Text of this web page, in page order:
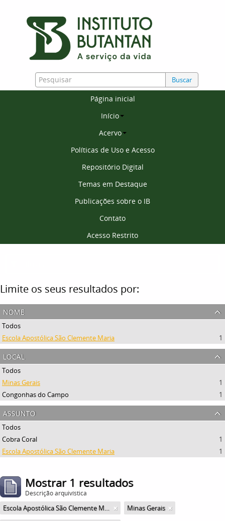
Buscar
Página inicial
Início
Acervo
Políticas de Uso e Acesso
Repositório Digital
Temas em Destaque
Publicações sobre o IB
Contato
Acesso Restrito
Limite os seus resultados por:
nome
Todos
Escola Apostólica São Clemente Maria
1
local
Todos
Minas Gerais
1
Congonhas do Campo
1
assunto
Todos
Cobra Coral
1
Escola Apostólica São Clemente Maria
1
Mostrar 1 resultados
Descrição arquivística
Escola Apostólica São Clemente Maria
Minas Gerais